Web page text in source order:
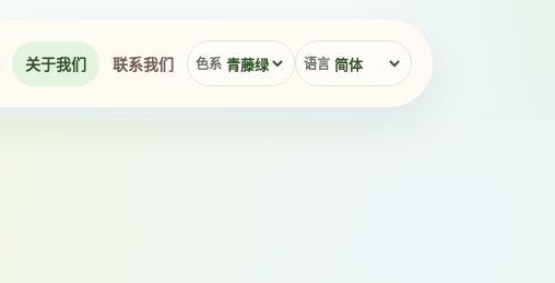
关于我们 联系我们 色系 语言